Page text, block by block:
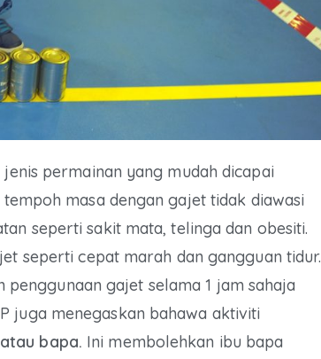
permainan yang mudah dicapai
masa dengan gajet tidak diawasi
seperti sakit mata, telinga dan obesiti.
seperti cepat marah dan gangguan tidur.
gajet selama 1 jam sahaja
juga menegaskan bahawa aktiviti
bapa. Ini membolehkan ibu bapa